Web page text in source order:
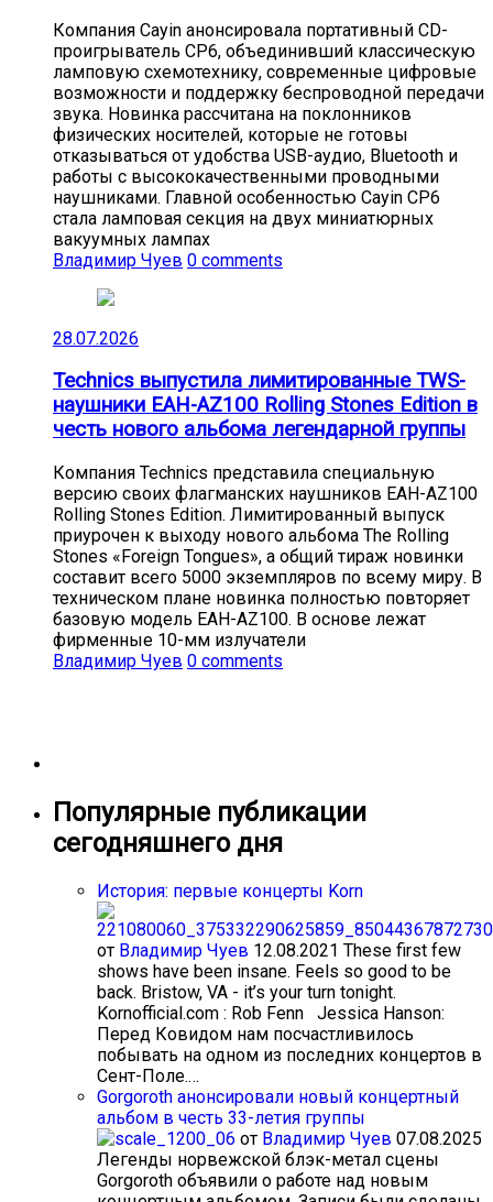
Компания Cayin анонсировала портативный CD-
проигрыватель CP6, объединивший классическую
ламповую схемотехнику, современные цифровые
возможности и поддержку беспроводной передачи
звука. Новинка рассчитана на поклонников
физических носителей, которые не готовы
отказываться от удобства USB-аудио, Bluetooth и
работы с высококачественными проводными
наушниками. Главной особенностью Cayin CP6
стала ламповая секция на двух миниатюрных
вакуумных лампах
Владимир Чуев 0 comments
28.07.2026
Technics выпустила лимитированные TWS-
наушники EAH-AZ100 Rolling Stones Edition в
честь нового альбома легендарной группы
Компания Technics представила специальную
версию своих флагманских наушников EAH-AZ100
Rolling Stones Edition. Лимитированный выпуск
приурочен к выходу нового альбома The Rolling
Stones «Foreign Tongues», а общий тираж новинки
составит всего 5000 экземпляров по всему миру. В
техническом плане новинка полностью повторяет
базовую модель EAH-AZ100. В основе лежат
фирменные 10-мм излучатели
Владимир Чуев 0 comments
Популярные публикации
сегодняшнего дня
История: первые концерты Korn
от Владимир Чуев 12.08.2021 These first few
shows have been insane. Feels so good to be
back. Bristow, VA - it’s your turn tonight.
Kornofficial.com : Rob Fenn Jessica Hanson:
Перед Ковидом нам посчастливилось
побывать на одном из последних концертов в
Сент-Поле.…
Gorgoroth анонсировали новый концертный
альбом в честь 33-летия группы
от Владимир Чуев 07.08.2025
Легенды норвежской блэк-метал сцены
Gorgoroth объявили о работе над новым